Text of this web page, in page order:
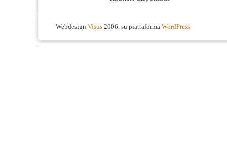
Webdesign Visus 2006, su piattaforma WordPress